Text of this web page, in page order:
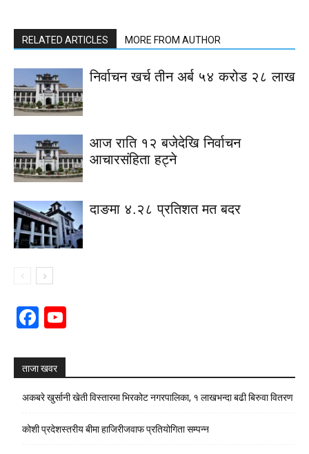
RELATED ARTICLES MORE FROM AUTHOR
निर्वाचन खर्च तीन अर्ब ५४ करोड २८ लाख
आज राति १२ बजेदेखि निर्वाचन
आचारसंहिता हट्ने
दाङमा ४.२८ प्रतिशत मत बदर
Facebook
ताजा खवर
अकबरे खुर्सानी खेती विस्तारमा भिरकोट नगरपालिका, १ लाखभन्दा बढी बिरुवा वितरण
कोशी प्रदेशस्तरीय बीमा हाजिरीजवाफ प्रतियोगिता सम्पन्न